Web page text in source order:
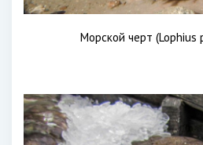
Морской черт (Lophius